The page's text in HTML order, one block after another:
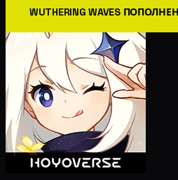
WUTHERING WAVES